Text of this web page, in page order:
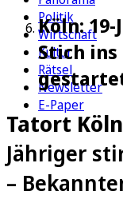
Politik
Wirtschaft
Kultur
Rätsel
Newsletter
E-Paper
Köln:
Stich ins
Tatort
Jähriger
–